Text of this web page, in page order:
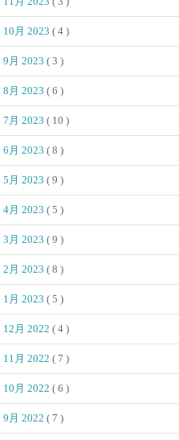
10月 2023 ( 4 )
9月 2023 ( 3 )
8月 2023 ( 6 )
7月 2023 ( 10 )
6月 2023 ( 8 )
5月 2023 ( 9 )
4月 2023 ( 5 )
3月 2023 ( 9 )
2月 2023 ( 8 )
1月 2023 ( 5 )
12月 2022 ( 4 )
11月 2022 ( 7 )
10月 2022 ( 6 )
9月 2022 ( 7 )